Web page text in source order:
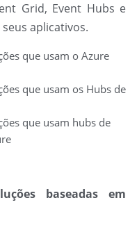
Grid, Event Hubs e
aplicativos.
que usam o Azure
que usam os Hubs de
que usam hubs de
baseadas em